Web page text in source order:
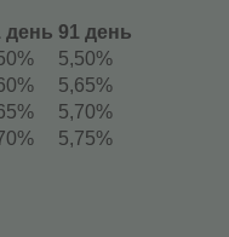
день 91 день
5,50%
5,65%
5,70%
5,75%